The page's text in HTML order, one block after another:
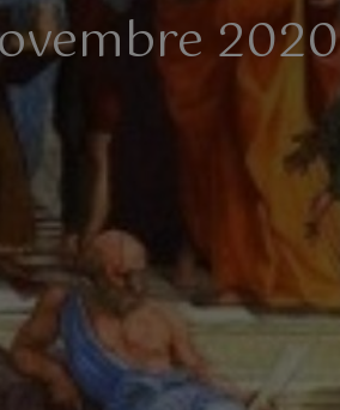
2020